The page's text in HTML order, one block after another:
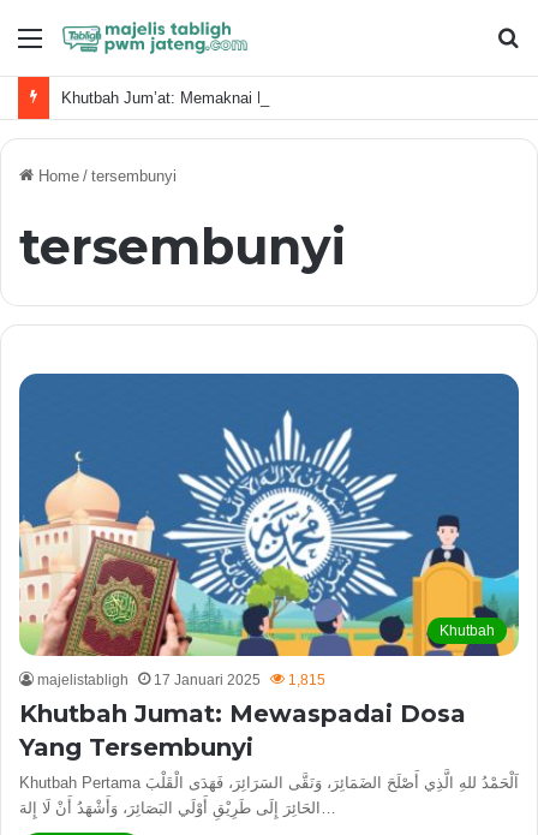
Menu
Home / tersembunyi
tersembunyi
Khutbah
majelistabligh 17 Januari 2025 1,815
Khutbah Jumat: Mewaspadai Dosa
Yang Tersembunyi
Khutbah Pertama اَلْحَمْدُ للهِ الَّذِي أَصْلَحَ الضَمَائِرَ، وَنَقَّى السَرَائِرَ، فَهَدَى الْقَلْبَ